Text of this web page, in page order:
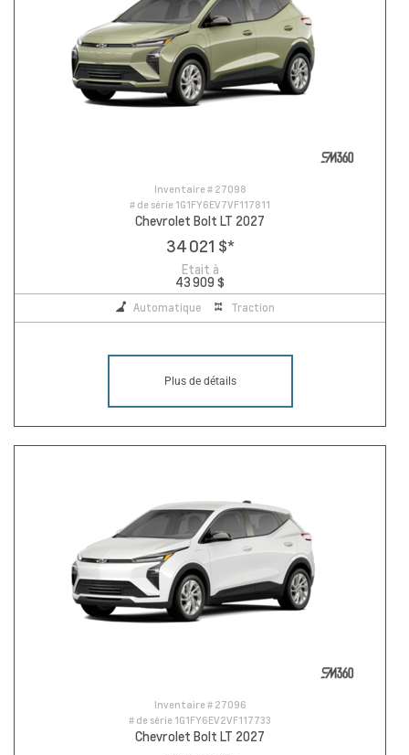
Inventaire # 27098
# de série 1G1FY6EV7VF117811
Chevrolet Bolt LT 2027
34 021 $*
Etait à
43 909 $
Automatique Traction
Plus de détails
Inventaire # 27096
# de série 1G1FY6EV2VF117733
Chevrolet Bolt LT 2027